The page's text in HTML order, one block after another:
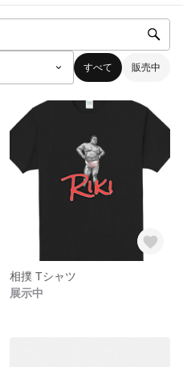
すべて 販売中
相撲 Tシャツ
展示中